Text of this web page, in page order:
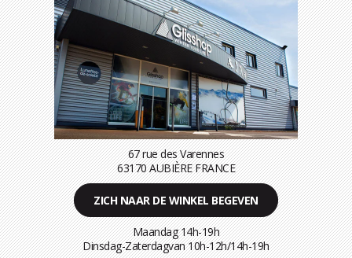
67 rue des Varennes
63170 AUBIÈRE FRANCE
ZICH NAAR DE WINKEL BEGEVEN
Maandag 14h-19h
Dinsdag-Zaterdagvan 10h-12h/14h-19h